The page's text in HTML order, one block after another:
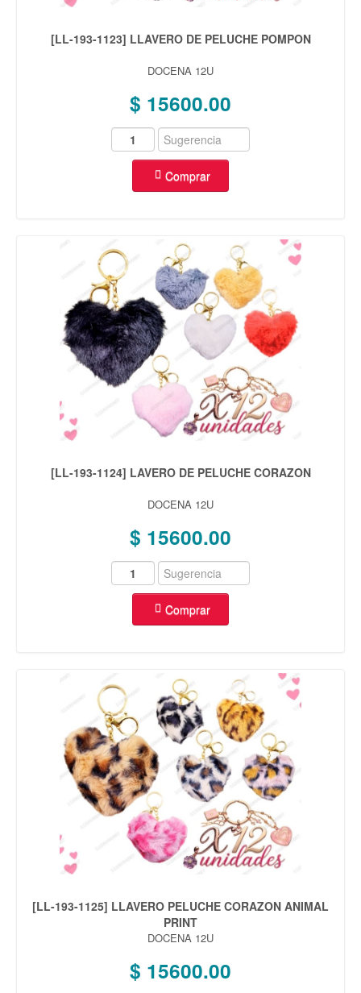
[LL-193-1123] LLAVERO DE PELUCHE POMPON
DOCENA 12U
$ 15600.00
Comprar
[LL-193-1124] LAVERO DE PELUCHE CORAZON
DOCENA 12U
$ 15600.00
Comprar
[LL-193-1125] LLAVERO PELUCHE CORAZON ANIMAL
PRINT
DOCENA 12U
$ 15600.00